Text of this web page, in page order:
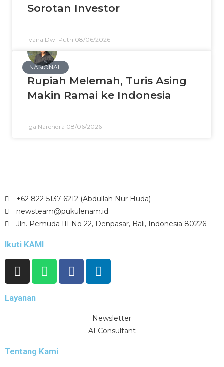
Sorotan Investor
Ivana Dwi Putri 08/06/2026
NASIONAL
Rupiah Melemah, Turis Asing
Makin Ramai ke Indonesia
Iga Narendra 08/06/2026
+62 822-5137-6212 (Abdullah Nur Huda)
newsteam@pukulenam.id
Jln. Pemuda III No 22, Denpasar, Bali, Indonesia 80226
Ikuti KAMI
Layanan
Newsletter
AI Consultant
Tentang Kami